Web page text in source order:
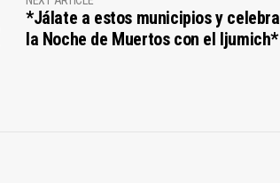
*Jálate a estos municipios y celebra
la Noche de Muertos con el Ijumich*